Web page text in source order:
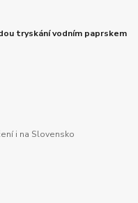
tryskání vodním paprskem
i na Slovensko